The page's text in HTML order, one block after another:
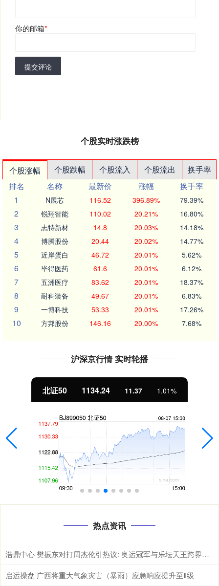
你的邮箱*
提交评论
个股实时涨跌榜
个股涨幅 个股跌幅 个股流入 个股流出
换手率
排名
名称 最新价 涨幅
换手率
1
N展芯 116.52 396.89% 79.39%
2 锐翔智能 110.02 20.21% 16.80%
3 志特新材 14.8 20.03% 14.18%
4 博腾股份 20.44 20.02% 14.77%
5 近岸蛋白 46.72 20.01% 5.62%
6 毕得医药 61.6 20.01% 6.12%
7 五洲医疗 83.62 20.01% 18.37%
8 耐科装备 49.67 20.01% 6.83%
9 一博科技 53.33 20.01% 17.26%
10 方邦股份 146.16 20.00% 7.68%
沪深京行情 实时轮播
北证50 1134.24 11.37 1.01%
热点资讯
浩鼎中心 樊振东对打周杰伦引热议: 奥运冠军与乐坛天王跨界互动背后体育破圈的真因
启运操盘 广西将重大气象灾害（暴雨）应急响应提升至Ⅱ级